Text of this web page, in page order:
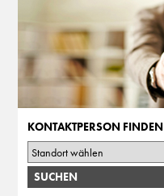
KONTAKTPERSON FINDEN